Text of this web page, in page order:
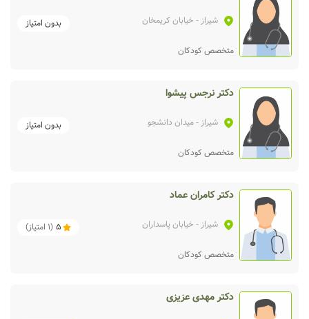
شیراز - خیابان کریمخان بدون امتیاز
متخصص کودکان
دکتر نرجس پیشوا
شیراز - میدان دانشجو بدون امتیاز
متخصص کودکان
دکتر کامران عماد
شیراز - خیابان پاسداران 5
(
1 امتیاز)
متخصص کودکان
دکتر مهدی عزیزی